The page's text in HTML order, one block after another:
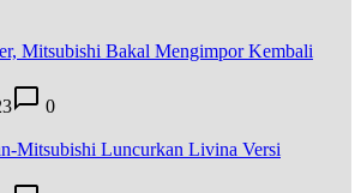
Mitsubishi Bakal Mengimpor Kembali
0
Mitsubishi Luncurkan Livina Versi